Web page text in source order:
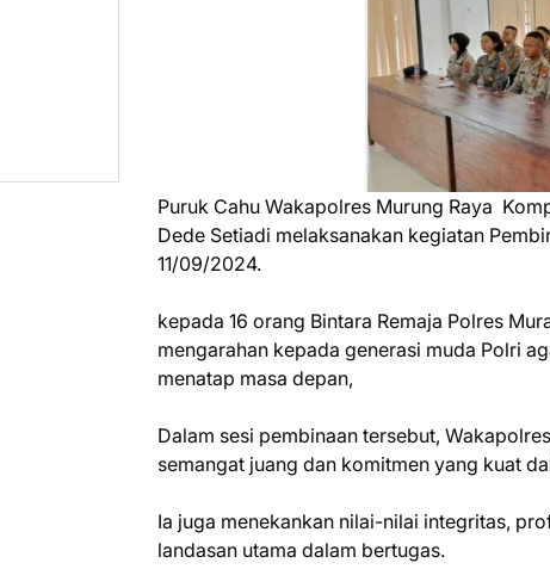
Puruk Cahu Wakapolres Murung Raya
Dede Setiadi melaksanakan kegiatan
11/09/2024.
kepada 16 orang Bintara Remaja Polres
mengarahan kepada generasi muda Polri
menatap masa depan,
Dalam sesi pembinaan tersebut,
semangat juang dan komitmen yang kuat
Ia juga menekankan nilai-nilai integritas,
landasan utama dalam bertugas.